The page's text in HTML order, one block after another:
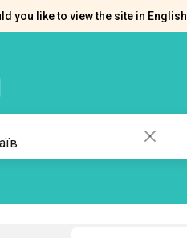
you like to view the site in